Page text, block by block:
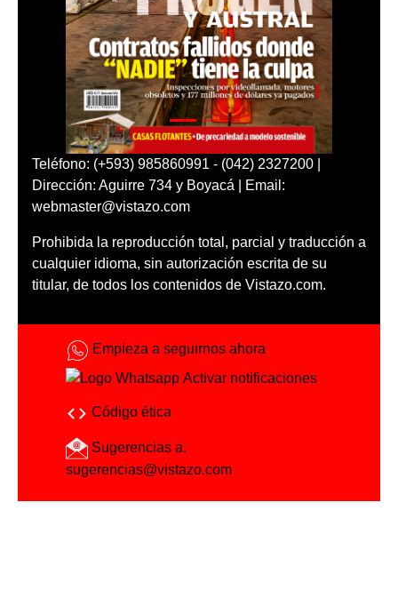
Teléfono: (+593) 985860991 - (042) 2327200 |
Dirección: Aguirre 734 y Boyacá | Email:
webmaster@vistazo.com
Prohibida la reproducción total, parcial y traducción a
cualquier idioma, sin autorización escrita de su
titular, de todos los contenidos de Vistazo.com.
Empieza a seguirnos ahora
Activar notificaciones
Código ética
Sugerencias a:
sugerencias@vistazo.com